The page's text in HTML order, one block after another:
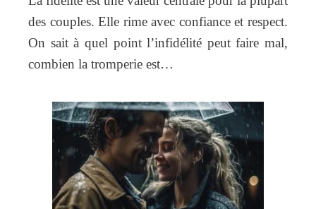
des couples. Elle rime avec confiance et respect.
On sait à quel point l’infidélité peut faire mal,
combien la tromperie est…